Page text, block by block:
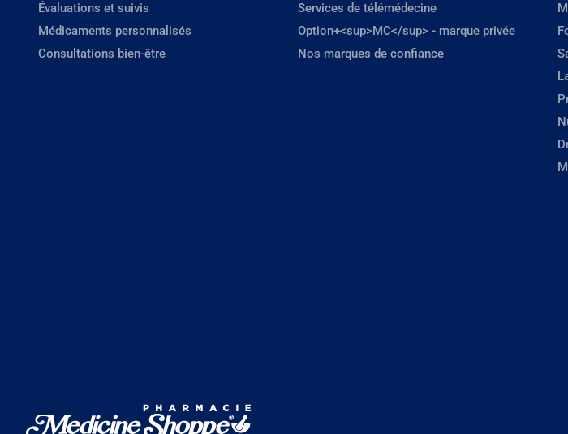
Évaluations et suivis
Médicaments personnalisés
Consultations bien-être
Services de télémédecine
Option+<sup>MC</sup> - marque privée
Nos marques de confiance